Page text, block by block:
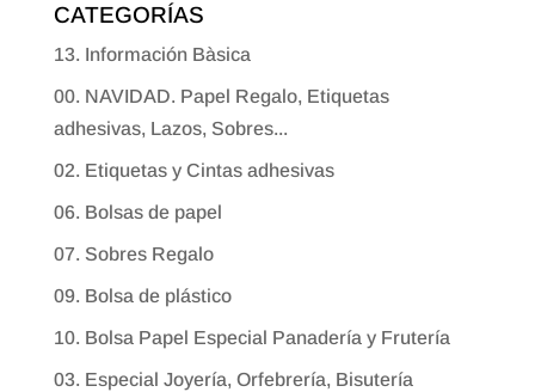
CATEGORÍAS
13. Información Bàsica
00. NAVIDAD. Papel Regalo, Etiquetas
adhesivas, Lazos, Sobres...
02. Etiquetas y Cintas adhesivas
06. Bolsas de papel
07. Sobres Regalo
09. Bolsa de plástico
10. Bolsa Papel Especial Panadería y Frutería
03. Especial Joyería, Orfebrería, Bisutería